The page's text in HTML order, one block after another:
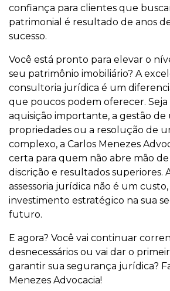
confiança para clientes que
patrimonial é resultado de anos
sucesso.
Você está pronto para elevar o
seu patrimônio imobiliário? A
consultoria jurídica é um
que poucos podem oferecer. Seja
aquisição importante, a gestão
propriedades ou a resolução de
complexo, a Carlos Menezes
certa para quem não abre mão
discrição e resultados superiores.
assessoria jurídica não é um
investimento estratégico na sua
futuro.
E agora? Você vai continuar
desnecessários ou vai dar o
garantir sua segurança jurídica?
Menezes Advocacia!